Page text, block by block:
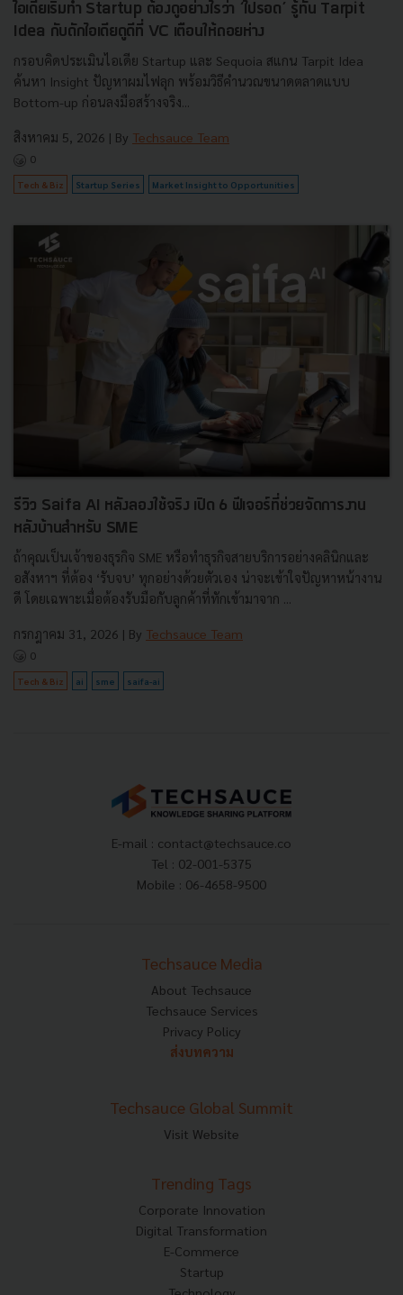
ไอเดียเริ่มทำ Startup ต้องดูอย่างไรว่า ‘ไปรอด’ รู้ทัน Tarpit
Idea กับดักไอเดียดูดีที่ VC เตือนให้ถอยห่าง
กรอบคิดประเมินไอเดีย Startup และ Sequoia สแกน Tarpit Idea
ค้นหา Insight ปัญหาผมไฟลุก พร้อมวิธีคำนวณขนาดตลาดแบบ
Bottom-up ก่อนลงมือสร้างจริง...
สิงหาคม 5, 2026 | By Techsauce Team
0
Tech & Biz Startup Series Market Insight to Opportunities
รีวิว Saifa AI หลังลองใช้จริง เปิด 6 ฟีเจอร์ที่ช่วยจัดการงาน
หลังบ้านสำหรับ SME
ถ้าคุณเป็นเจ้าของธุรกิจ SME หรือทำธุรกิจสายบริการอย่างคลินิกและ
อสังหาฯ ที่ต้อง ‘รับจบ’ ทุกอย่างด้วยตัวเอง น่าจะเข้าใจปัญหาหน้างาน
ดี โดยเฉพาะเมื่อต้องรับมือกับลูกค้าที่ทักเข้ามาจาก ...
กรกฎาคม 31, 2026 | By Techsauce Team
0
Tech & Biz ai sme saifa-ai
E-mail : contact@techsauce.co
Tel : 02-001-5375
Mobile : 06-4658-9500
Techsauce Media
About Techsauce
Techsauce Services
Privacy Policy
ส่งบทความ
Techsauce Global Summit
Visit Website
Trending Tags
Corporate Innovation
Digital Transformation
E-Commerce
Startup